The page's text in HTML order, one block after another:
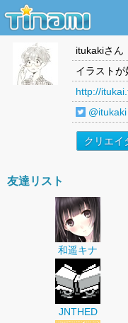
itukakiさん
イラストが
http://
@itukaki
クリエイ
友達リスト
和遥キナ
JNTHED